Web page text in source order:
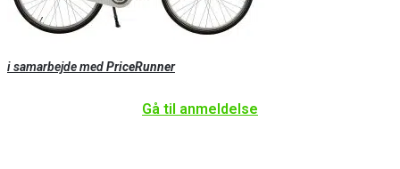
i samarbejde medPriceRunner
Gå til anmeldelse